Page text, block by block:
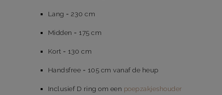
Lang = 230 cm
Midden = 175 cm
Kort = 130 cm
Handsfree = 105 cm vanaf de heup
Inclusief D ring om een poepzakjeshouder